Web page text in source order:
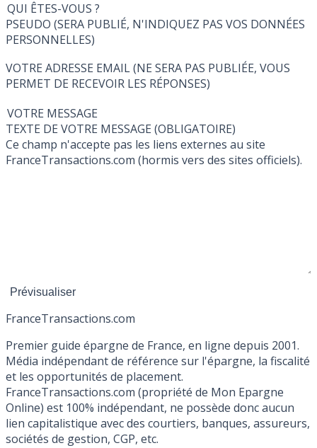
QUI ÊTES-VOUS ?
PSEUDO (SERA PUBLIÉ, N'INDIQUEZ PAS VOS DONNÉES
PERSONNELLES)
VOTRE ADRESSE EMAIL (NE SERA PAS PUBLIÉE, VOUS
PERMET DE RECEVOIR LES RÉPONSES)
VOTRE MESSAGE
TEXTE DE VOTRE MESSAGE (OBLIGATOIRE)
Ce champ n'accepte pas les liens externes au site
FranceTransactions.com (hormis vers des sites officiels).
FranceTransactions.com
Premier guide épargne de France, en ligne depuis 2001.
Média indépendant de référence sur l'épargne, la fiscalité
et les opportunités de placement.
FranceTransactions.com (propriété de Mon Epargne
Online) est 100% indépendant, ne possède donc aucun
lien capitalistique avec des courtiers, banques, assureurs,
sociétés de gestion, CGP, etc.